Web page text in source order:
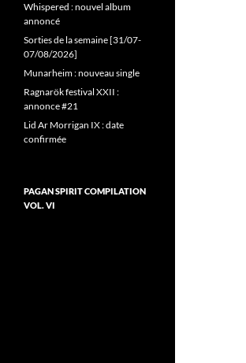
Whispered : nouvel album
annoncé
Sorties de la semaine [31/07-
07/08/2026]
Munarheim : nouveau single
Ragnarök festival XXII :
annonce #21
Lid Ar Morrigan IX : date
confirmée
PAGAN SPIRIT COMPILATION
VOL. VI